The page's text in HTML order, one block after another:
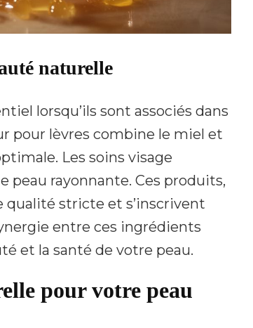
naturelle
lorsqu’ils sont associés dans
pour lèvres combine le miel et
Les soins visage
peau rayonnante. Ces produits,
qualité stricte et s’inscrivent
entre ces ingrédients
et la santé de votre peau.
pour votre peau